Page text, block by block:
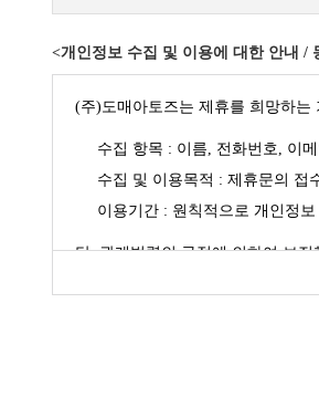
<개인정보 수집 및 이용에 대한 안내 /
(주)도매아토즈는 제휴를 희망하는
수집 항목 : 이름, 전화번호, 이
수집 및 이용목적 : 제휴문의 접
이용기간 : 원칙적으로 개인정
단, 관계법령의 규정에 의하여 보